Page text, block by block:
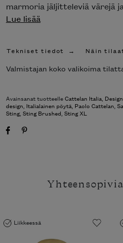
marmoria jäljitteleviä värejä
Lue lisää
Tekniset tiedot Näin
Valmistajan koko valikoima
Avainsanat tuotteelleCattelan Italia,
design, Italialainen pöytä, Paolo Cattelan,
Sting, Sting Brushed, Sting XL
Liikkeessä